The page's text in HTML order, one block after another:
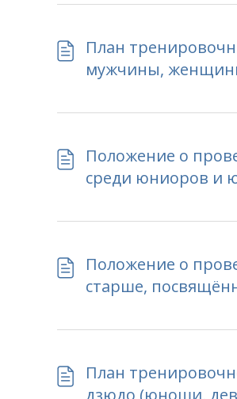
План
мужчины,
Положение о
среди юниоров и
Положение о
старше,
План